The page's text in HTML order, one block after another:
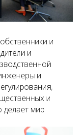
и
и
и
и
делает мир